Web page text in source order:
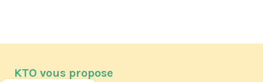
KTO vous propose